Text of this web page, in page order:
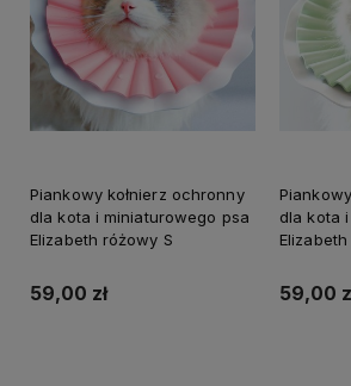
Piankowy kołnierz ochronny
dla kota i miniaturowego psa
Elizabeth różowy S
59,00 zł
dla kota
59,00